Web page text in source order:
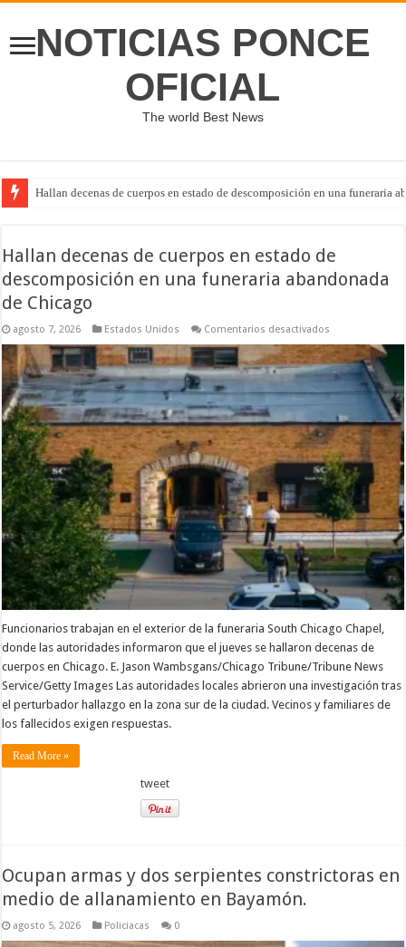
NOTICIAS PONCE
OFICIAL
The world Best News
Hallan decenas de cuerpos en estado de descomposición en una funeraria
Hallan decenas de cuerpos en estado de
descomposición en una funeraria abandonada
de Chicago
agosto 7, 2026 Estados Unidos Comentarios desactivados
decenas
de
cuerpos
estado
en
una
funeraria
abandonada
de
Chicago
Funcionarios trabajan en el exterior de la funeraria South Chicago Chapel,
donde las autoridades informaron que el jueves se hallaron decenas de
cuerpos en Chicago. E. Jason Wambsgans/Chicago Tribune/Tribune News
Service/Getty Images Las autoridades locales abrieron una investigación tras
el perturbador hallazgo en la zona sur de la ciudad. Vecinos y familiares de
los fallecidos exigen respuestas.
Read More »
tweet
Ocupan armas y dos serpientes constrictoras en
medio de allanamiento en Bayamón.
agosto 5, 2026 Policiacas 0